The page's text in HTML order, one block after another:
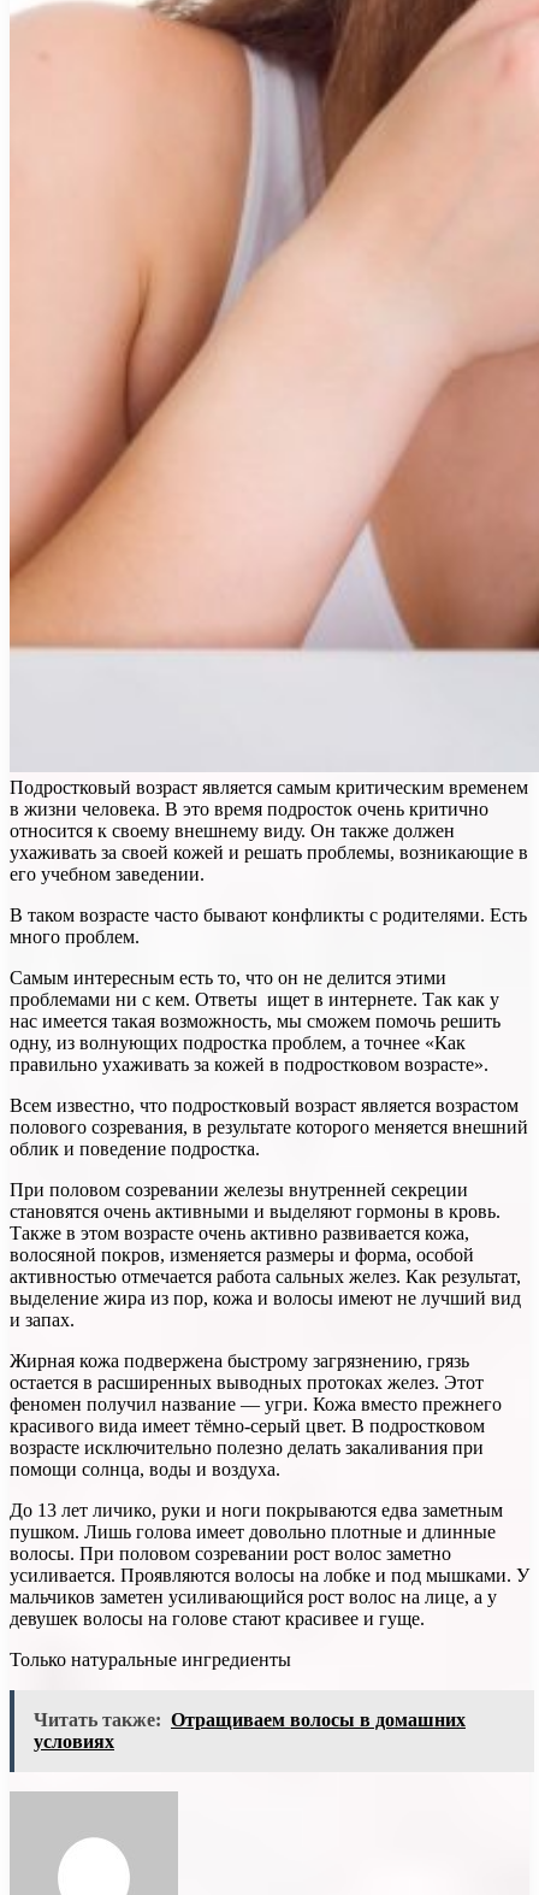
Подростковый возраст является самым критическим временем
в жизни человека. В это время подросток очень критично
относится к своему внешнему виду. Он также должен
ухаживать за своей кожей и решать проблемы, возникающие в
его учебном заведении.
В таком возрасте часто бывают конфликты с родителями. Есть
много проблем.
Самым интересным есть то, что он не делится этими
проблемами ни с кем. Ответы ищет в интернете. Так как у
нас имеется такая возможность, мы сможем помочь решить
одну, из волнующих подростка проблем, а точнее «Как
правильно ухаживать за кожей в подростковом возрасте».
Всем известно, что подростковый возраст является возрастом
полового созревания, в результате которого меняется внешний
облик и поведение подростка.
При половом созревании железы внутренней секреции
становятся очень активными и выделяют гормоны в кровь.
Также в этом возрасте очень активно развивается кожа,
волосяной покров, изменяется размеры и форма, особой
активностью отмечается работа сальных желез. Как результат,
выделение жира из пор, кожа и волосы имеют не лучший вид
и запах.
Жирная кожа подвержена быстрому загрязнению, грязь
остается в расширенных выводных протоках желез. Этот
феномен получил название — угри. Кожа вместо прежнего
красивого вида имеет тёмно-серый цвет. В подростковом
возрасте исключительно полезно делать закаливания при
помощи солнца, воды и воздуха.
До 13 лет личико, руки и ноги покрываются едва заметным
пушком. Лишь голова имеет довольно плотные и длинные
волосы. При половом созревании рост волос заметно
усиливается. Проявляются волосы на лобке и под мышками. У
мальчиков заметен усиливающийся рост волос на лице, а у
девушек волосы на голове стают красивее и гуще.
Только натуральные ингредиенты
Читать также: Отращиваем волосы в домашних
условиях